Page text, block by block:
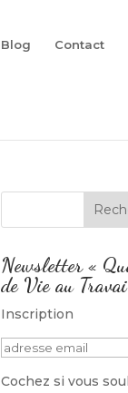
Blog Contact
Newsletter «
de Vie au
Inscription
Cochez si vous